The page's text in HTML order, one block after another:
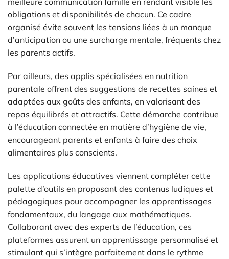
obligations et disponibilités de chacun. Ce cadre
organisé évite souvent les tensions liées à un manque
d’anticipation ou une surcharge mentale, fréquents chez
les parents actifs.
Par ailleurs, des applis spécialisées en nutrition
parentale offrent des suggestions de recettes saines et
adaptées aux goûts des enfants, en valorisant des
repas équilibrés et attractifs. Cette démarche contribue
à l’éducation connectée en matière d’hygiène de vie,
encourageant parents et enfants à faire des choix
alimentaires plus conscients.
Les applications éducatives viennent compléter cette
palette d’outils en proposant des contenus ludiques et
pédagogiques pour accompagner les apprentissages
fondamentaux, du langage aux mathématiques.
Collaborant avec des experts de l’éducation, ces
plateformes assurent un apprentissage personnalisé et
stimulant qui s’intègre parfaitement dans le rythme